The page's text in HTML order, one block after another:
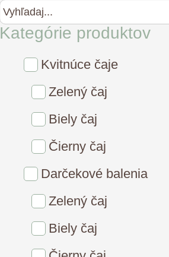
Kategórie produktov
Kvitnúce čaje
Zelený čaj
Biely čaj
Čierny čaj
Darčekové balenia
Zelený čaj
Biely čaj